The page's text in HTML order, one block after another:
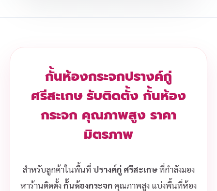
กั้นห้องกระจกปรางค์กู่
ศรีสะเกษ รับติดตั้ง กั้นห้อง
กระจก คุณภาพสูง ราคา
มิตรภาพ
สำหรับลูกค้าในพื้นที่ ปรางค์กู่ ศรีสะเกษที่กำลังมอง
หาร้านติดตั้งกั้นห้องกระจกคุณภาพสูง แบ่งพื้นที่ห้อง